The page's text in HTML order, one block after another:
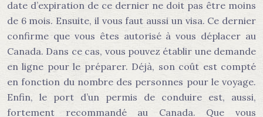
date d’expiration de ce dernier ne doit pas être moins
de 6 mois. Ensuite, il vous faut aussi un visa. Ce dernier
confirme que vous êtes autorisé à vous déplacer au
Canada. Dans ce cas, vous pouvez établir une demande
en ligne pour le préparer. Déjà, son coût est compté
en fonction du nombre des personnes pour le voyage.
Enfin, le port d’un permis de conduire est, aussi,
fortement recommandé au Canada. Que vous